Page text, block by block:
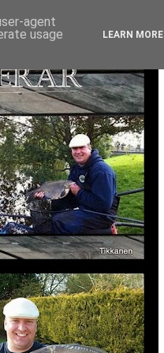
agent
usage
LEARN MORE